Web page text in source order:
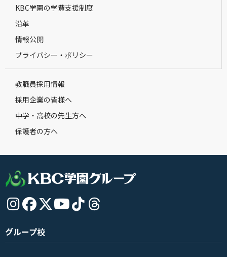
KBC学園の学費支援制度
沿革
情報公開
プライバシー・ポリシー
教職員採用情報
採用企業の皆様へ
中学・高校の先生方へ
保護者の方へ
グループ校